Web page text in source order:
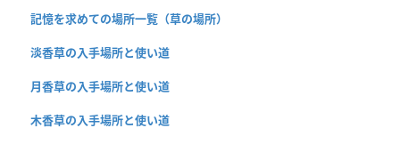
記憶を求めての場所一覧（草の場所）
淡香草の入手場所と使い道
月香草の入手場所と使い道
木香草の入手場所と使い道